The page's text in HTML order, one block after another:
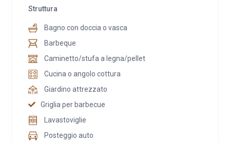
Struttura
Bagno con doccia o vasca
Barbeque
Caminetto/stufa a legna/pellet
Cucina o angolo cottura
Giardino attrezzato
Griglia per barbecue
Lavastoviglie
Posteggio auto